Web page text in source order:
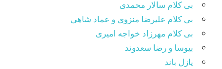
بی کلام سالار محمدی
بی کلام علیرضا منزوی و عماد شاهی
بی کلام مهرزاد خواجه امیری
بیوسا و رضا سعدوند
پازل باند